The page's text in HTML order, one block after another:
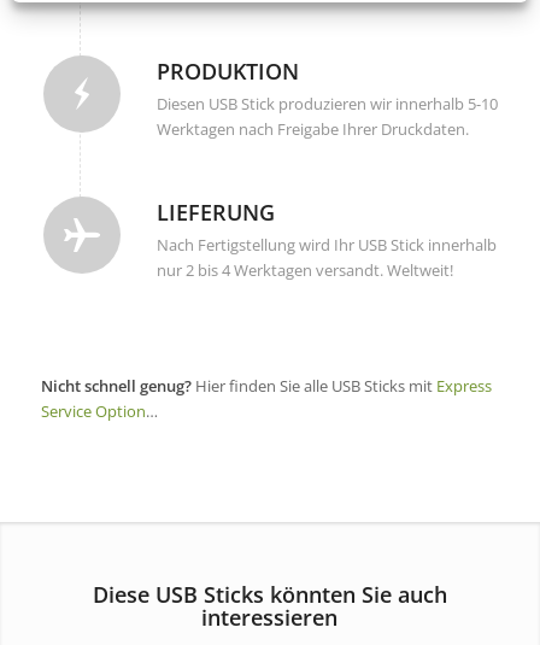
PRODUKTION
Diesen USB Stick produzieren wir innerhalb 5-10
Werktagen nach Freigabe Ihrer Druckdaten.
LIEFERUNG
Nach Fertigstellung wird Ihr USB Stick innerhalb
nur 2 bis 4 Werktagen versandt. Weltweit!
Nicht schnell genug?Hier finden Sie alle USB Sticks mit Express
Service Option…
Diese USB Sticks könnten Sie auch
interessieren